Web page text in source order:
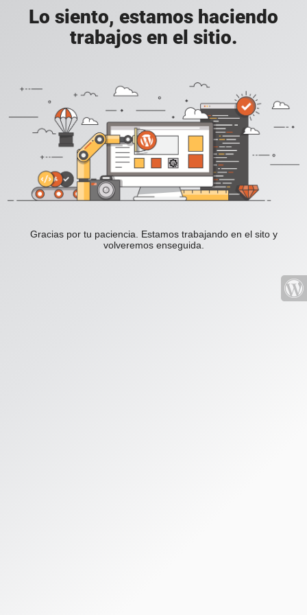
Lo siento, estamos haciendo
trabajos en el sitio.
Gracias por tu paciencia. Estamos trabajando en el sito y
volveremos enseguida.